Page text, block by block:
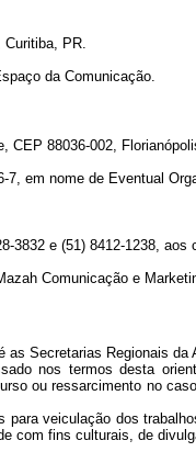
Curitiba, PR.
da Comunicação.
88036-002,
em nome de Eventual
3832 e (51) 8412-1238,
Comunicação e
as Secretarias Regionais da
nos termos desta
ou ressarcimento no
veiculação dos
com fins culturais, de